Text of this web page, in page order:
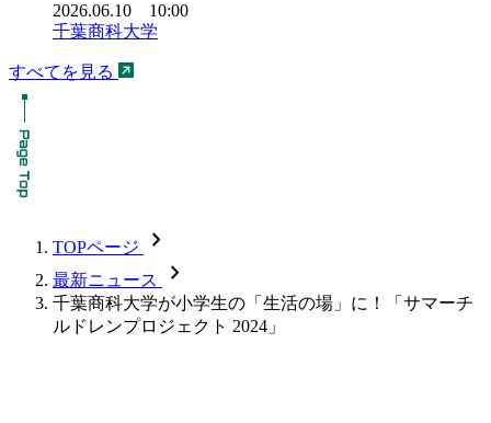
2026.06.10 10:00
千葉商科大学
すべてを見る
TOPページ chevron_forward
最新ニュース chevron_forward
千葉商科大学が小学生の「生活の場」に！「サマーチ
ルドレンプロジェクト 2024」